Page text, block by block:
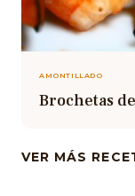
AMONTILLADO
Brochetas
VER MÁS